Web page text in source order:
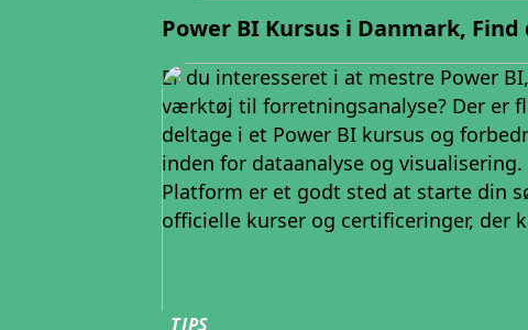
Power BI Kursus i Danmark,
Er du interesseret i at mestre Power
værktøj til forretningsanalyse? Der er
deltage i et Power BI kursus og
inden for dataanalyse og
Platform er et godt sted at starte din
officielle kurser og certificeringer, der
TIPS